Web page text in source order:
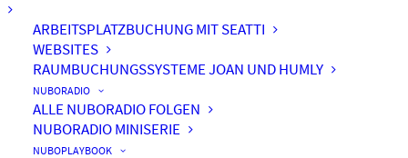
ARBEITSPLATZBUCHUNG MIT SEATTI
WEBSITES
RAUMBUCHUNGSSYSTEME JOAN UND HUMLY
NUBORADIO
ALLE NUBORADIO FOLGEN
NUBORADIO MINISERIE
NUBOPLAYBOOK